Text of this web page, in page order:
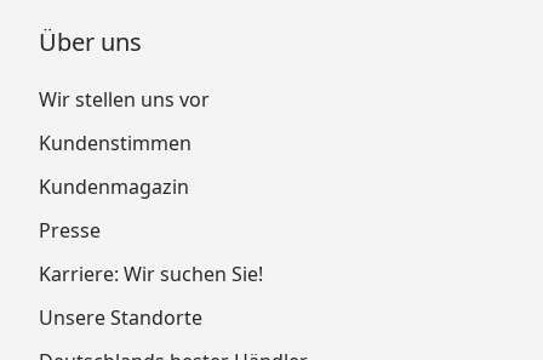
Über uns
Wir stellen uns vor
Kundenstimmen
Kundenmagazin
Presse
Karriere: Wir suchen Sie!
Unsere Standorte